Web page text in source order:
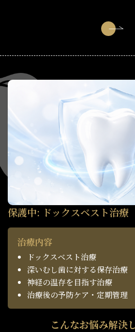
保護中: ドックスベスト治療
治療内容
ドックスベスト治療
深いむし歯に対する保存治療
神経の温存を目指す治療
治療後の予防ケア・定期管理
こんなお悩み解決